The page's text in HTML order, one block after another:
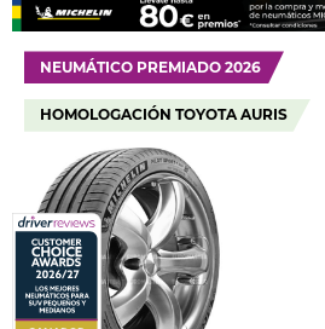
NEUMÁTICO PREMIADO 2026
HOMOLOGACIÓN TOYOTA AURIS